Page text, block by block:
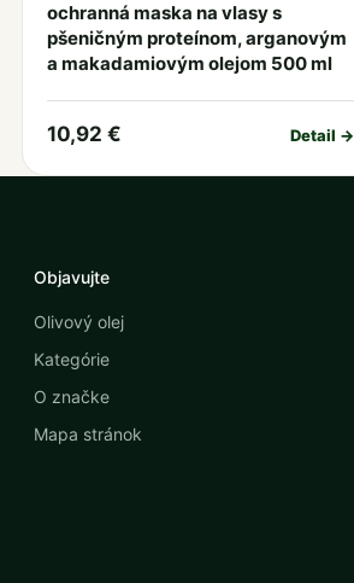
ochranná maska na vlasy s
pšeničným proteínom, arganovým
a makadamiovým olejom 500 ml
10,92 € Detail →
Objavujte
Olivový olej
Kategórie
O značke
Mapa stránok